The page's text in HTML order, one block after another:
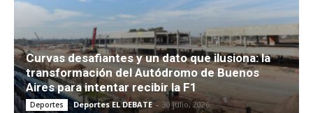
Curvas desafiantes y un dato que ilusiona: la
transformación del Autódromo de Buenos
Aires para intentar recibir la F1
Deportes Deportes EL DEBATE - 30 julio, 2026